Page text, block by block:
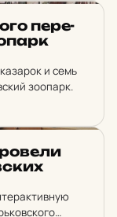
пе­ре­
и семь
зоопарк.